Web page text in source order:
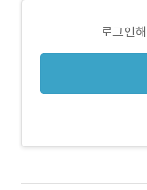
로그인